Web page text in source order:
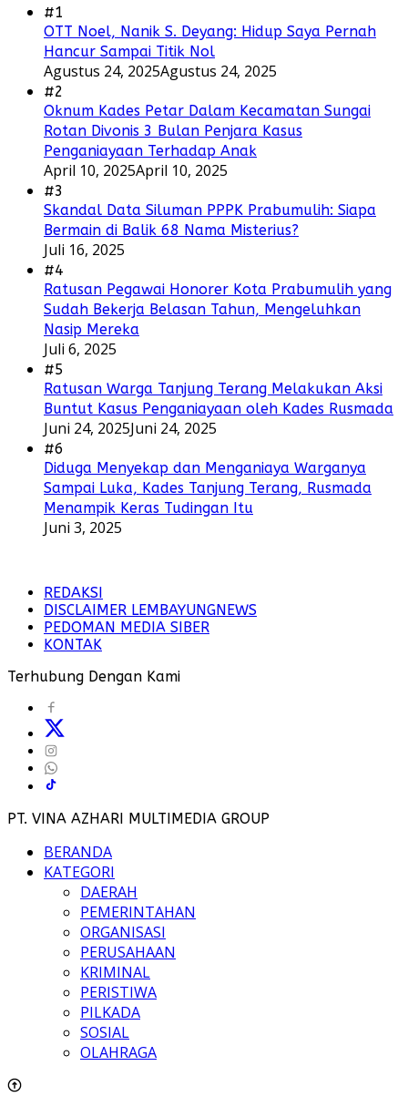
#1
OTT Noel, Nanik S. Deyang: Hidup Saya Pernah
Hancur Sampai Titik Nol
Agustus 24, 2025Agustus 24, 2025
#2
Oknum Kades Petar Dalam Kecamatan Sungai
Rotan Divonis 3 Bulan Penjara Kasus
Penganiayaan Terhadap Anak
April 10, 2025April 10, 2025
#3
Skandal Data Siluman PPPK Prabumulih: Siapa
Bermain di Balik 68 Nama Misterius?
Juli 16, 2025
#4
Ratusan Pegawai Honorer Kota Prabumulih yang
Sudah Bekerja Belasan Tahun, Mengeluhkan
Nasip Mereka
Juli 6, 2025
#5
Ratusan Warga Tanjung Terang Melakukan Aksi
Buntut Kasus Penganiayaan oleh Kades Rusmada
Juni 24, 2025Juni 24, 2025
#6
Diduga Menyekap dan Menganiaya Warganya
Sampai Luka, Kades Tanjung Terang, Rusmada
Menampik Keras Tudingan Itu
Juni 3, 2025
REDAKSI
DISCLAIMER LEMBAYUNGNEWS
PEDOMAN MEDIA SIBER
KONTAK
Terhubung Dengan Kami
PT. VINA AZHARI MULTIMEDIA GROUP
BERANDA
KATEGORI
DAERAH
PEMERINTAHAN
ORGANISASI
PERUSAHAAN
KRIMINAL
PERISTIWA
PILKADA
SOSIAL
OLAHRAGA